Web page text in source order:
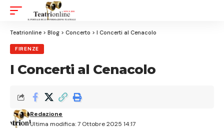
Teatrionline > Blog > Concerto > I Concerti al Cenacolo
FIRENZE
I Concerti al Cenacolo
Ultima modifica: 7 Ottobre 2025 14:17
Redazione